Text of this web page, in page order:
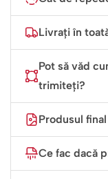
Livrați în
Pot să văd
trimiteți?
Produsul
Ce fac dacă